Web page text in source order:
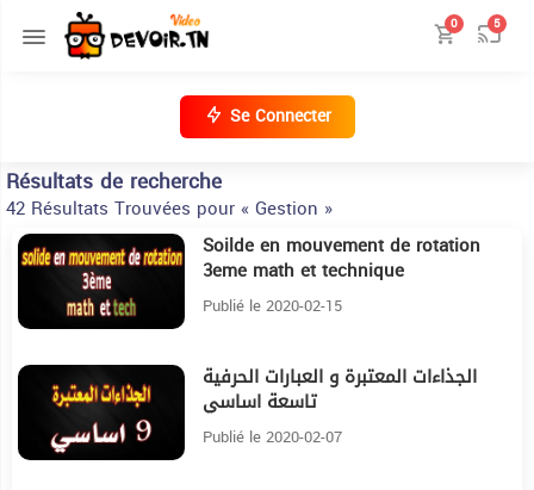
0 5
Se Connecter
Résultats de recherche
42 Résultats Trouvées pour « Gestion »
40:42 Soilde en mouvement de rotation
3eme math et technique
Publié le 2020-02-15
27:12 الجذاءات المعتبرة و العبارات الحرفية
تاسعة اساسي
Publié le 2020-02-07